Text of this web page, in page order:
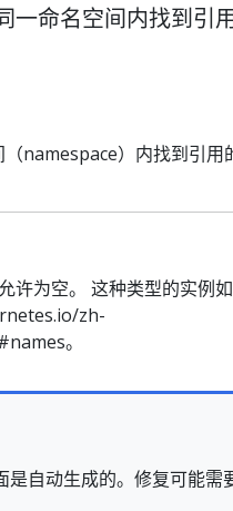
一命名空间内找到引
namespace）内找到引用
许为空。 这种类型的实例
zh-
。
是自动生成的。修复可能